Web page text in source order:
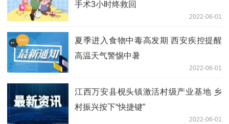
手术3小时终救回
2022-06-01
夏季进入食物中毒高发期 西安疾控提醒
高温天气警惕中暑
2022-06-01
江西万安县枧头镇激活村级产业基地 乡
村振兴按下“快捷键”
2022-06-01